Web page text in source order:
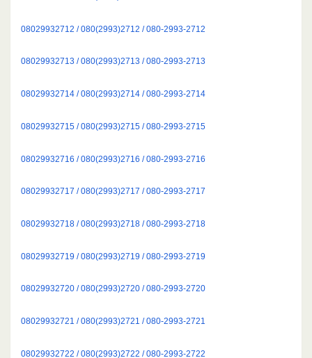
08029932712 / 080(2993)2712 / 080-2993-2712
08029932713 / 080(2993)2713 / 080-2993-2713
08029932714 / 080(2993)2714 / 080-2993-2714
08029932715 / 080(2993)2715 / 080-2993-2715
08029932716 / 080(2993)2716 / 080-2993-2716
08029932717 / 080(2993)2717 / 080-2993-2717
08029932718 / 080(2993)2718 / 080-2993-2718
08029932719 / 080(2993)2719 / 080-2993-2719
08029932720 / 080(2993)2720 / 080-2993-2720
08029932721 / 080(2993)2721 / 080-2993-2721
08029932722 / 080(2993)2722 / 080-2993-2722